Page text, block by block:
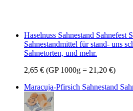
Haselnuss Sahnestand Sahnefest
Sahnestandmittel für stand- uns
Sahnetorten, und mehr.
2,65 € (GP 1000g = 21,20 €)
Maracuja-Pfirsich Sahnestand